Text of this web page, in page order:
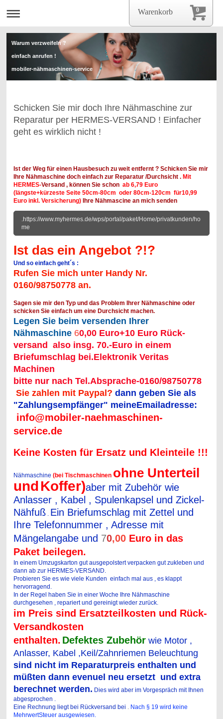
Warum verzweifeln ?
einfach anrufen !
mobiler-nähmaschinen-service
Schicken Sie mir doch Ihre Nähmaschine zur
Reparatur per HERMES-VERSAND ! Einfacher
geht es wirklich nicht !
Ist der Weg für einen Hausbesuch zu weit entfernt ? Schicken Sie mir
Ihre Nähmaschine doch einfach zur Reparatur /Durchsicht . Mit
HERMES-Versand , können Sie schon ab 6,79 Euro
(längste+kürzeste Seite 50cm-80cm oder 80cm-120cm für10,99
Euro inkl. Versicherung)Ihre Nähmascine an mich senden
.https://www.myhermes.de/wps/portal/paket/Home/privatkunden/ho
me
Ist das ein Angebot ?!?
Und so einfach geht´s :
Rufen Sie mich unter Handy Nr.
0160/98750778 an.
Sagen sie mir den Typ und das Problem Ihrer Nähmaschine oder
schicken Sie einfach um eine Durchsicht machen.
Legen Sie beim versenden Ihrer
Nähmaschine 60,00 Euro+10 Euro Rück-
versand also insg. 70.-Euro in einem
Briefumschlag bei.Elektronik Veritas
Machinen
bitte nur nach Tel.Absprache-0160/98750778
Sie zahlen mit Paypal? dann geben Sie als
"Zahlungsempfänger" meineEmailadresse:
info@mobiler-naehmaschinen-
service.de
Keine Kosten für Ersatz und Kleinteile !!!
Nähmaschine (bei Tischmaschinen ohne Unterteil
undKoffer)aber mit Zubehör wie
Anlasser , Kabel , Spulenkapsel und Zickel-
Nähfuß. Ein Briefumschlag mit Zettel und
Ihre Telefonnummer , Adresse mit
Mängelangabe und 70,00 Euro in das
Paket beilegen.
In einem Umzugskarton gut ausgepolstert verpacken gut zukleben und
dann ab zur HERMES-VERSAND.
Probieren Sie es wie viele Kunden einfach mal aus , es klappt
hervorragend.
In der Regel haben Sie in einer Woche Ihre Nähmaschine
durchgesehen , repariert und gereinigt wieder zurück.
im Preis sind Ersatzteilkosten und Rück-
Versandkosten
enthalten. Defektes Zubehör wie Motor ,
Anlasser, Kabel ,Keil/Zahnriemen Beleuchtung
sind nicht im Reparaturpreis enthalten und
müßten dann evenuel neu ersetzt und extra
berechnet werden. Dies wird aber im Vorgespräch mit Ihnen
abgesprochen .
Eine Rechnung liegt bei Rückversand bei
Nach § 19 wird keine
MehrwertSteuer ausgewiesen.
0
Warenkorb